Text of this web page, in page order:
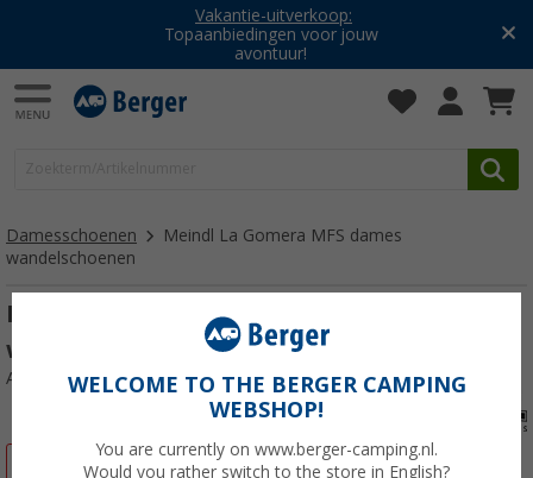
Vakantie-uitverkoop:
Topaanbiedingen voor jouw
avontuur!
Damesschoenen
Meindl La Gomera MFS dames
wandelschoenen
Meindl La Gomera MFS dames
wandelschoenen
Artikelnr: 1399378
-21%
WELCOME TO THE BERGER CAMPING
WEBSHOP!
You are currently on www.berger-camping.nl.
Would you rather switch to the store in English?